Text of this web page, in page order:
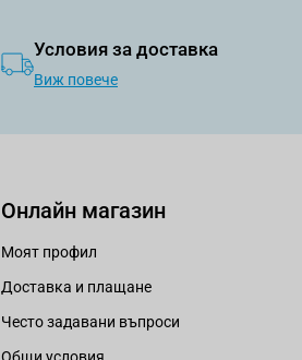
Условия за доставка
Виж повече
Онлайн магазин
Моят профил
Доставка и плащане
Често задавани въпроси